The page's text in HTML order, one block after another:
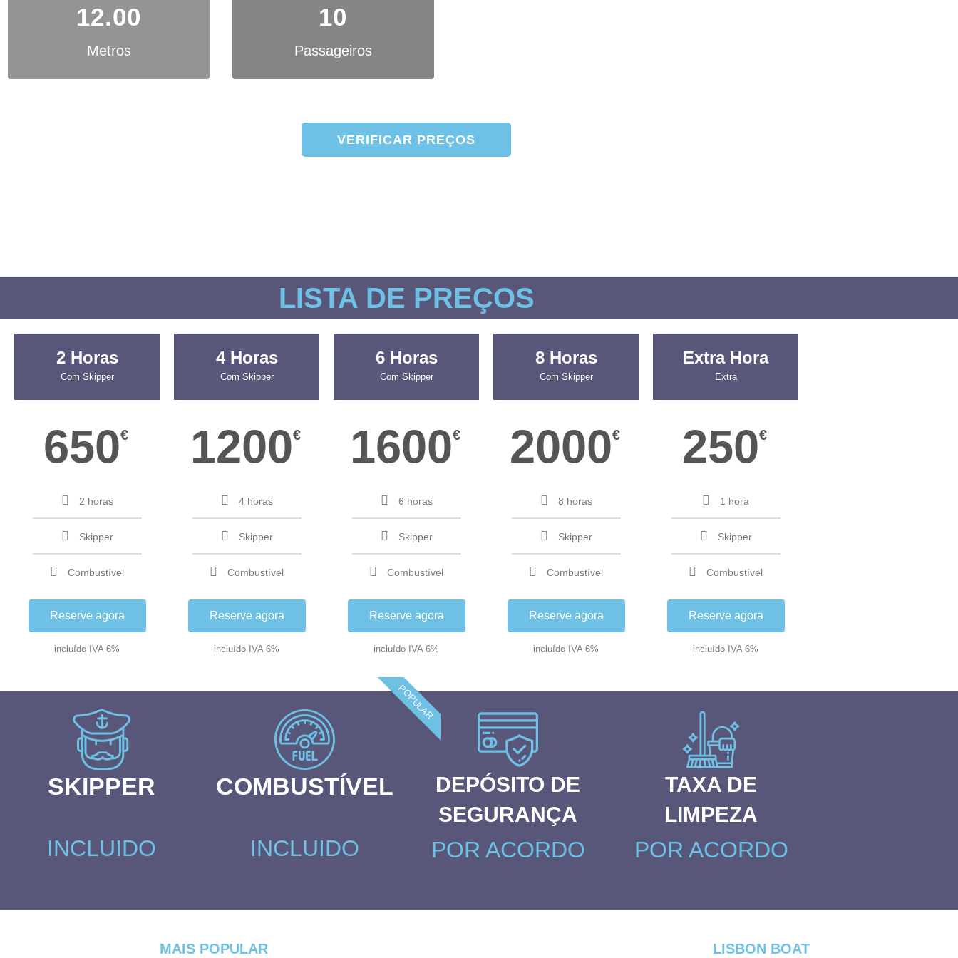
12.00
Metros
10
Passageiros
VERIFICAR PREÇOS
LISTA DE PREÇOS
2 Horas
Com Skipper
650€
2 horas
Skipper
Combustível
Reserve agora
incluído IVA 6%
4 Horas
Com Skipper
1200€
4 horas
Skipper
Combustível
Reserve agora
incluído IVA 6%
6 Horas
Com Skipper
1600€
6 horas
Skipper
Combustível
Reserve agora
incluído IVA 6%
POPULAR
8 Horas
Com Skipper
2000€
8 horas
Skipper
Combustível
Reserve agora
incluído IVA 6%
Extra Hora
Extra
250€
1 hora
Skipper
Combustível
Reserve agora
incluído IVA 6%
SKIPPER
INCLUIDO
COMBUSTÍVEL
INCLUIDO
DEPÓSITO DE
SEGURANÇA
POR ACORDO
TAXA DE
LIMPEZA
POR ACORDO
MAIS POPULAR LISBON BOAT